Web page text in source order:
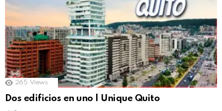
265 Views
Dos edificios en uno | Unique Quito